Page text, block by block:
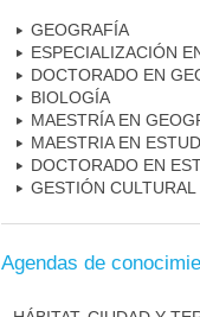
GEOGRAFÍA
ESPECIALIZACIÓN
DOCTORADO EN
BIOLOGÍA
MAESTRÍA EN
MAESTRIA EN
DOCTORADO EN
GESTIÓN
Agendas de